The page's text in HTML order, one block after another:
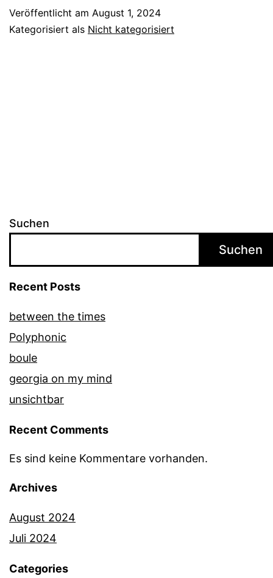
Veröffentlicht am August 1, 2024
Kategorisiert als Nicht kategorisiert
Suchen
Suchen
Recent Posts
between the times
Polyphonic
boule
georgia on my mind
unsichtbar
Recent Comments
Es sind keine Kommentare vorhanden.
Archives
August 2024
Juli 2024
Categories